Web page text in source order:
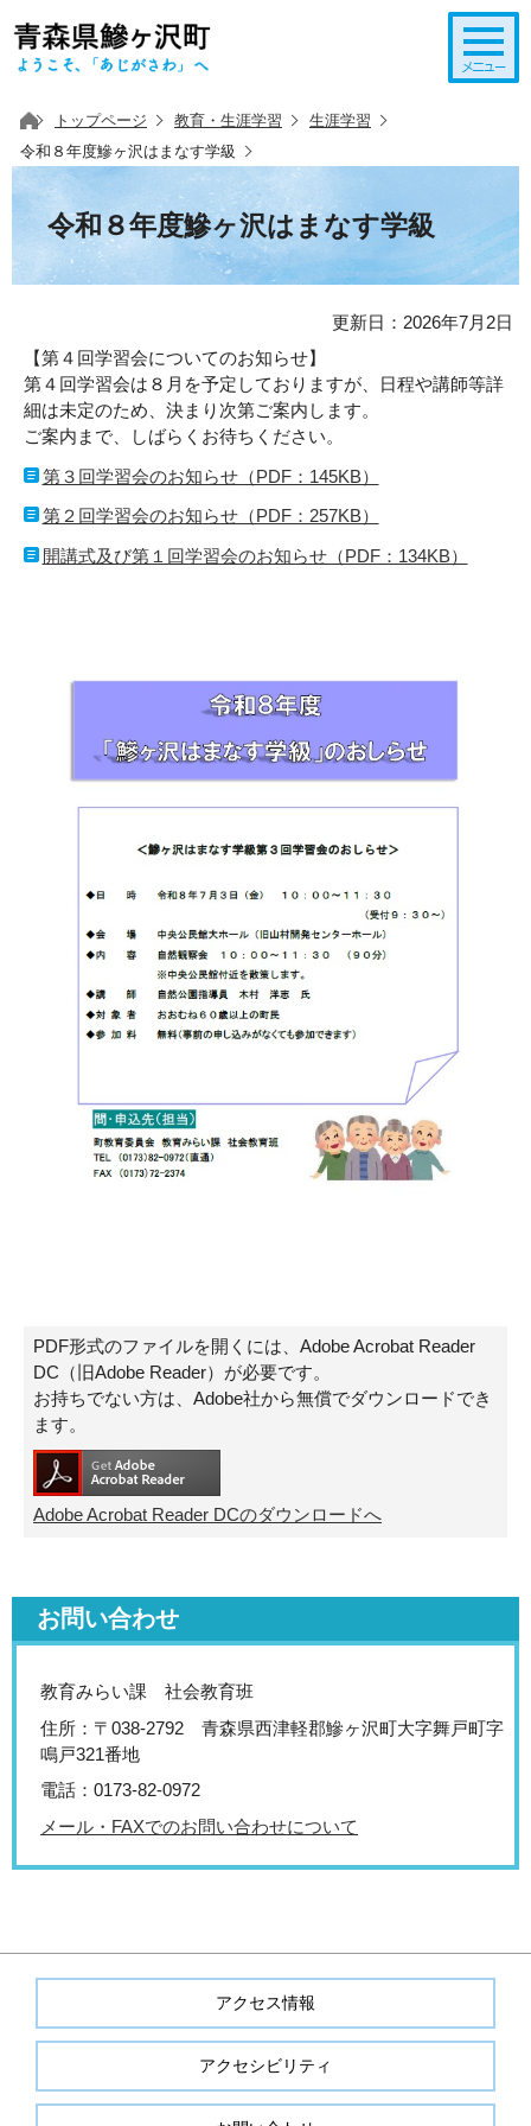
トップページ 教育・生涯学習
生涯学習
令和８年度鰺ヶ沢はまなす学級
令和８年度鰺ヶ沢はまなす学級
更新日：2026年7月2日
【第４回学習会についてのお知らせ】
第４回学習会は８月を予定しておりますが、日程や講師等詳
細は未定のため、決まり次第ご案内します。
ご案内まで、しばらくお待ちください。
第３回学習会のお知らせ（PDF：145KB）
第２回学習会のお知らせ（PDF：257KB）
開講式及び第１回学習会のお知らせ（PDF：134KB）
PDF形式のファイルを開くには、Adobe Acrobat Reader
DC（旧Adobe Reader）が必要です。
お持ちでない方は、Adobe社から無償でダウンロードでき
ます。
Adobe Acrobat Reader DCのダウンロードへ
お問い合わせ
教育みらい課 社会教育班
住所：〒038-2792 青森県西津軽郡鰺ヶ沢町大字舞戸町字
鳴戸321番地
電話：0173-82-0972
メール・FAXでのお問い合わせについて
アクセス情報
アクセシビリティ